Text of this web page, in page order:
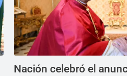
Nación celebró el